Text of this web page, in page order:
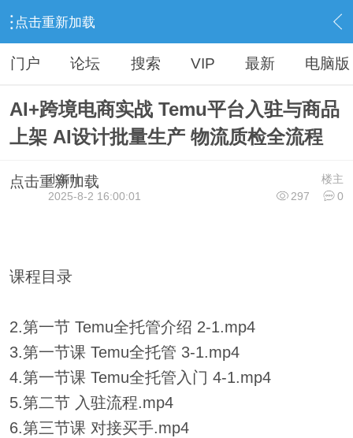
点击重新加载
› 小新叶网资源 加入VIP联系QQ:917164239 ›
淘宝大学精品教程
内容
门户 论坛 搜索 VIP 最新 电脑版
AI+跨境电商实战 Temu平台入驻与商品
上架 AI设计批量生产 物流质检全流程
点击重新加载 楼主
小新叶
297
0
2025-8-2 16:00:01
课程目录
2.第一节 Temu全托管介绍 2-1.mp4
3.第一节课 Temu全托管 3-1.mp4
4.第一节课 Temu全托管入门 4-1.mp4
5.第二节 入驻流程.mp4
6.第三节课 对接买手.mp4